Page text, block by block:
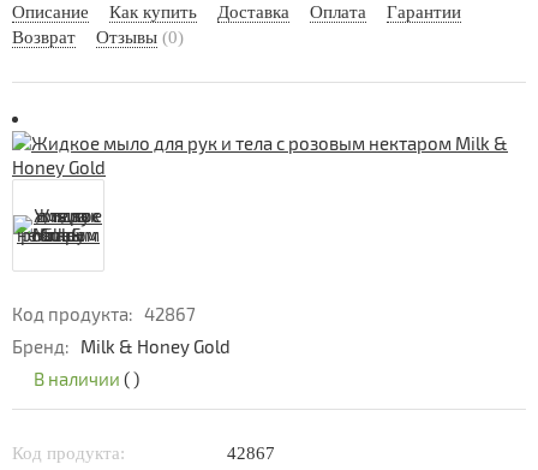
Описание Как купить Доставка Оплата
Гарантии
Возврат
Отзывы (0)
Код продукта: 42867
Бренд:
Milk & Honey Gold
В наличии ()
Код продукта: 42867